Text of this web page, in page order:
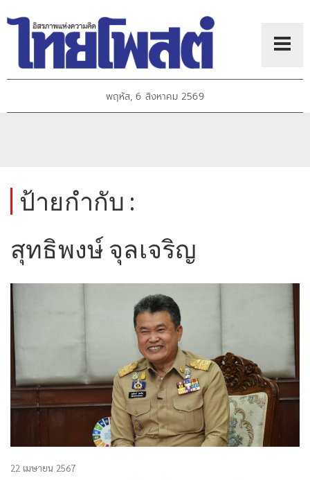
พฤหัส, 6 สิงหาคม 2569
ป้ายกำกับ :
สุทธิพงษ์ จุลเจริญ
22 เมษายน 2567